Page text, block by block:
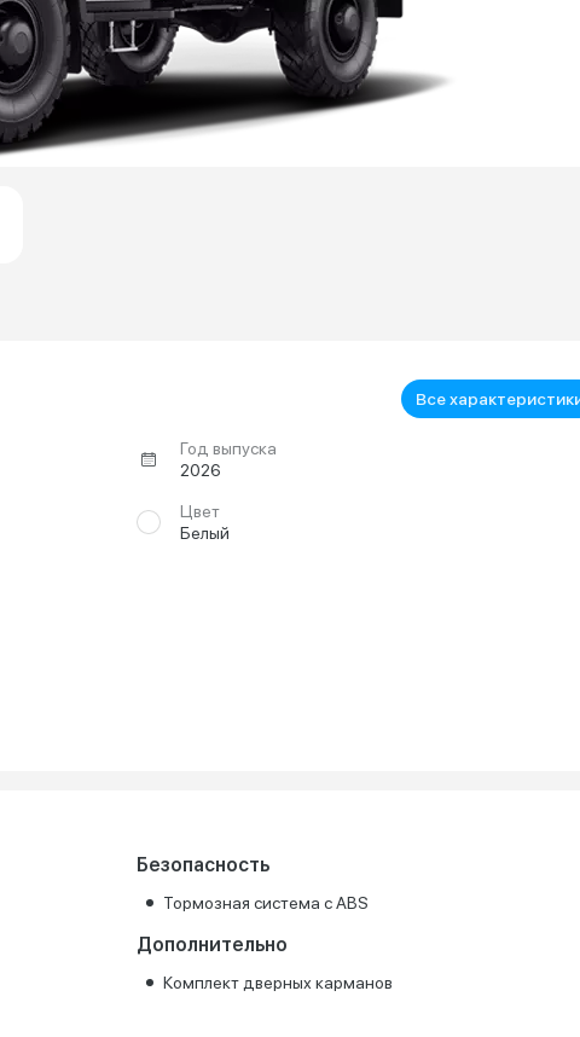
Все
Год выпуска
2026
Цвет
Белый
Безопасность
Тормозная система с ABS
Дополнительно
Комплект дверных карманов